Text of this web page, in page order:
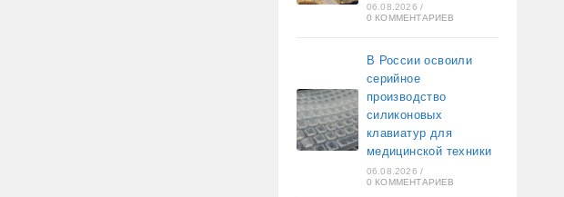
06.08.2026 /
0 КОММЕНТАРИЕВ
В России освоили
серийное
производство
силиконовых
клавиатур для
медицинской техники
06.08.2026 /
0 КОММЕНТАРИЕВ